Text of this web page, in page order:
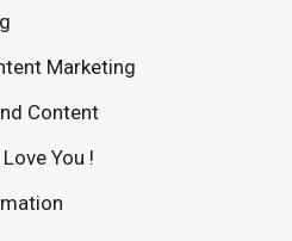
sur
Marketing
Content
You !